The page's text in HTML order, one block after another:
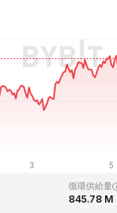
、22:20 GMT+0
₪0.545459
循環供給量
845.78 M